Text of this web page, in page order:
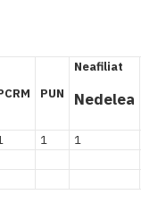
PUN
Neafiliat
Nedelea
1
1